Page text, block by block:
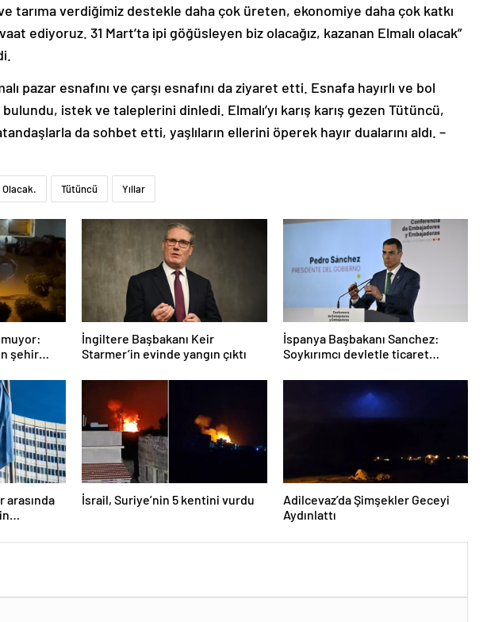
tarıma verdiğimiz destekle daha çok üreten, ekonomiye daha çok katkı
ediyoruz. 31 Mart’ta ipi göğüsleyen biz olacağız, kazanan Elmalı olacak”
pazar esnafını ve çarşı esnafını da ziyaret etti. Esnafa hayırlı ve bol
istek ve taleplerini dinledi. Elmalı’yı karış karış gezen Tütüncü,
da sohbet etti, yaşlıların ellerini öperek hayır dualarını aldı. –
Olacak. Tütüncü Yıllar
şehir
İngiltere Başbakanı Keir
Starmer’in evinde yangın çıktı
İspanya Başbakanı Sanchez:
Soykırımcı devletle ticaret
arasında
İsrail, Suriye’nin 5 kentini vurdu
Adilcevaz’da Şimşekler Geceyi
Aydınlattı